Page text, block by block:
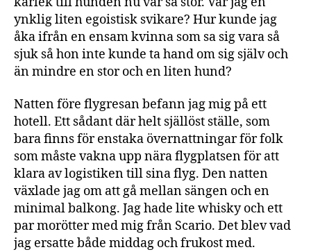
ynklig liten egoistisk svikare? Hur kunde jag
åka ifrån en ensam kvinna som sa sig vara så
sjuk så hon inte kunde ta hand om sig själv och
än mindre en stor och en liten hund?
Natten före flygresan befann jag mig på ett
hotell. Ett sådant där helt själlöst ställe, som
bara finns för enstaka övernattningar för folk
som måste vakna upp nära flygplatsen för att
klara av logistiken till sina flyg. Den natten
växlade jag om att gå mellan sängen och en
minimal balkong. Jag hade lite whisky och ett
par morötter med mig från Scario. Det blev vad
jag ersatte både middag och frukost med.